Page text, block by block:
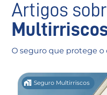
Artigos
O seguro que protege
Seguro Multirriscos